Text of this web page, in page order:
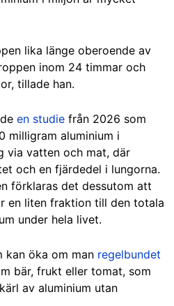
lika länge oberoende av
inom 24 timmar och
tillade han.
en studie från 2026 som
milligram aluminium i
via vatten och mat, där
och en fjärdedel i lungorna.
förklaras det dessutom att
en liten fraktion till den totala
under hela livet.
kan öka om man regelbundet
bär, frukt eller tomat, som
av aluminium utan